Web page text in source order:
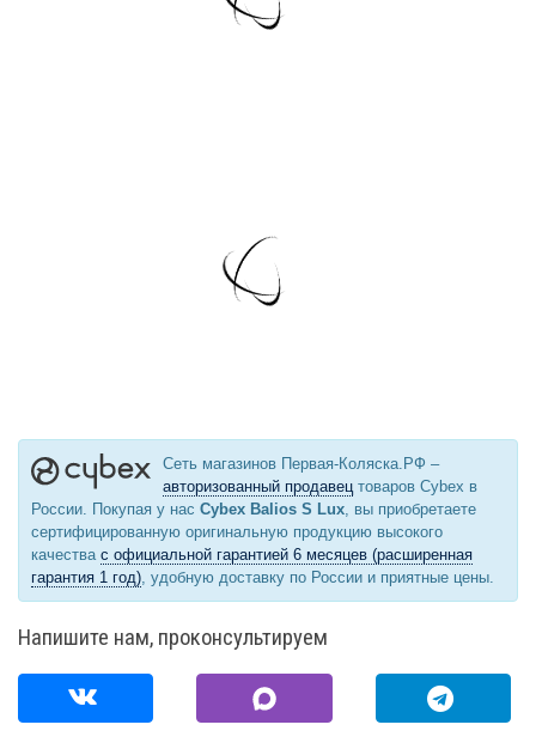
Сеть магазинов Первая-Коляска.РФ –
авторизованный продавецтоваров Cybex в
России. Покупая у нас Cybex Balios S Lux, вы приобретаете
сертифицированную оригинальную продукцию высокого
качества с официальной гарантией 6 месяцев (расширенная
гарантия 1 год), удобную доставку по России и приятные цены.
Напишите нам, проконсультируем